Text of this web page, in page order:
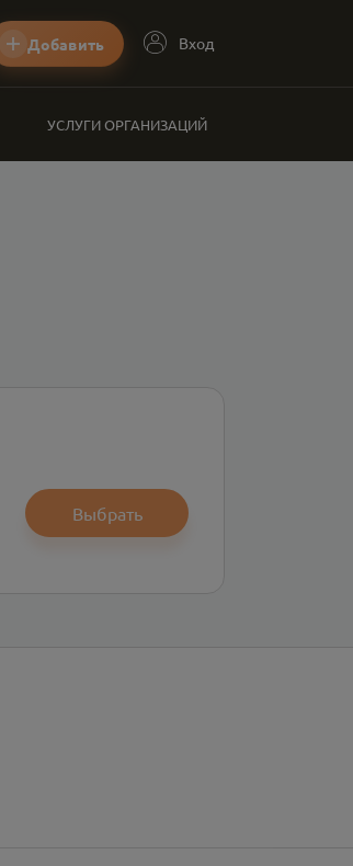
Добавить Вход
УСЛУГИ ОРГАНИЗАЦИЙ
Выбрать